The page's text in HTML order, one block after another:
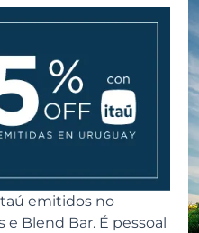
emitidos no
e Blend Bar. É pessoal